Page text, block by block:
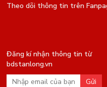
Theo dõi thông tin trên
Đăng kí nhận thông tin từ
bdstanlong.vn
Gửi